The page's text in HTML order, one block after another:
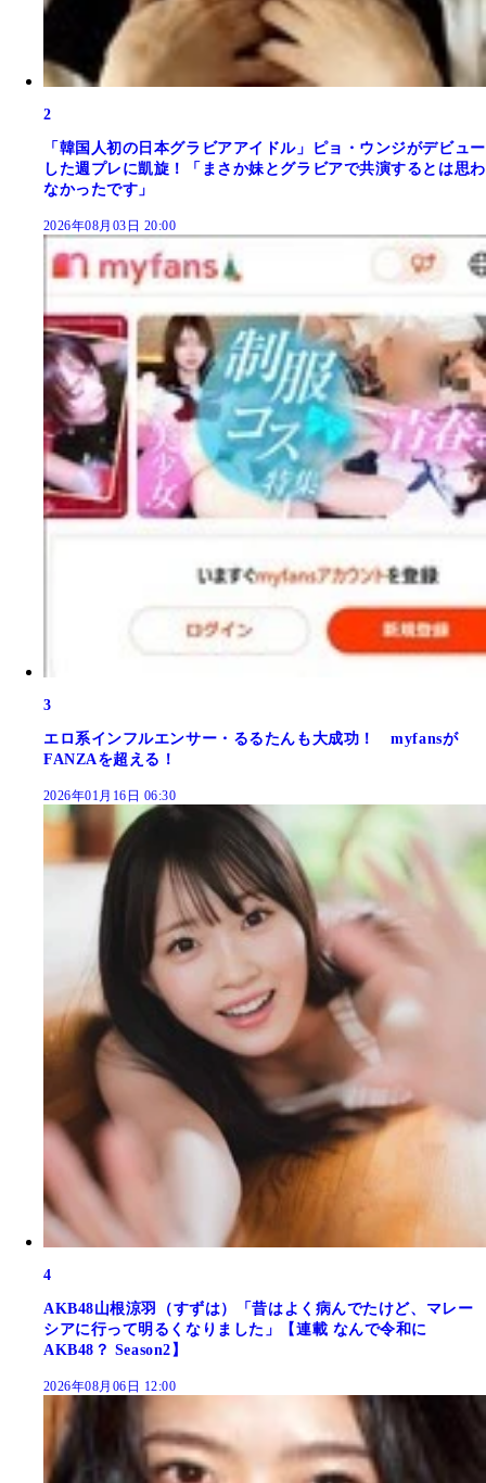
2
「韓国人初の日本グラビアアイドル」ピョ・ウンジがデビュー
した週プレに凱旋！「まさか妹とグラビアで共演するとは思わ
なかったです」
2026年08月03日 20:00
3
エロ系インフルエンサー・るるたんも大成功！ myfansが
FANZAを超える！
2026年01月16日 06:30
4
AKB48山根涼羽（すずは）「昔はよく病んでたけど、マレー
シアに行って明るくなりました」【連載 なんで令和に
AKB48？ Season2】
2026年08月06日 12:00